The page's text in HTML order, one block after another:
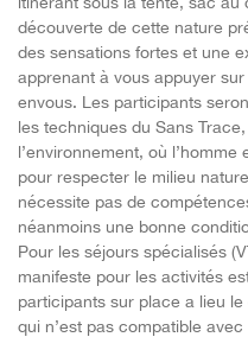
découverte de cette nature
des sensations fortes et une
apprenant à vous appuyer
envous. Les participants
les techniques du Sans
l’environnement, où
pour respecter le milieu
nécessite pas de
néanmoins une bonne
Pour les séjours spécialisés
manifeste pour les activités
participants sur place a lieu
qui n’est pas compatible